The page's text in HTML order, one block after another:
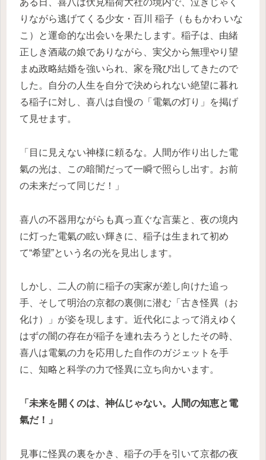
ある日、喜八は伏見稲荷大社の境内で、泣きじゃく
りながら逃げてくる少女・百川 稲子（ももかわ いな
こ）と運命的な出会いを果たします。稲子は、由緒
正しき酒蔵の娘でありながら、実父から無理やり望
まぬ政略結婚を強いられ、家を飛び出してきたので
した。自分の人生を自分で決められない絶望に暮れ
る稲子に対し、喜八は自慢の「電氣の灯り」を掲げ
て見せます。
「目に見えない神様に頼るな。人間が作り出した電
氣の光は、この暗闇だって一瞬で照らし出す。お前
の未来だって同じだ！」
喜八の不器用ながらも真っ直ぐな言葉と、夜の境内
に灯った電氣の眩い輝きに、稲子は生まれて初め
て“希望”という名の光を見出します。
しかし、二人の前に稲子の実家が差し向けた追っ
手、そして明治の京都の裏側に潜む「古き怪異（お
化け）」が姿を現します。近代化によって消えゆく
はずの闇の存在が稲子を連れ去ろうとしたその時、
喜八は電氣の力を応用した自作のガジェットを手
に、知略と科学の力で怪異に立ち向かいます。
「未来を開くのは、神仏じゃない。人間の知恵と電
氣だ！」
見事に怪異の裏をかき、稲子の手を引いて京都の夜